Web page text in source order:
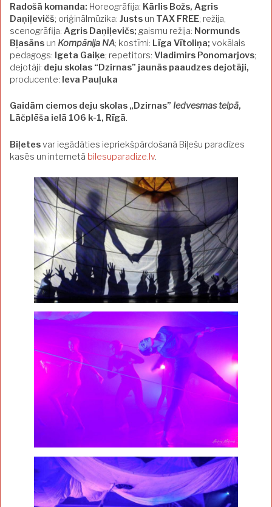
Radošā komanda: Horeogrāfija: Kārlis Božs, Agris
Daņiļevičš; oriģinālmūzika: Justs un TAX FREE; režija,
scenogrāfija: Agris Daņiļevičs; gaismu režija: Normunds
Bļasāns un Kompānija NA; kostīmi: Līga Vītoliņa; vokālais
pedagogs: Igeta Gaiķe; repetitors: Vladimirs Ponomarjovs;
dejotāji: deju skolas “Dzirnas” jaunās paaudzes dejotāji,
producente: Ieva Pauļuka
Gaidām ciemos deju skolas „Dzirnas” Iedvesmas telpā,
Lāčplēša ielā 106 k-1, Rīgā.
Biļetesvar iegādāties iepriekšpārdošanā Biļešu paradīzes
kasēs un internetā bilesuparadize.lv.